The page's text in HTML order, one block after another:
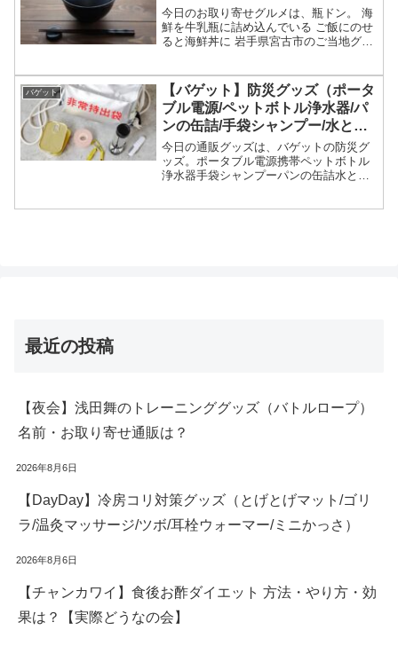
今日のお取り寄せグルメは、瓶ドン。 海
鮮を牛乳瓶に詰め込んでいる ご飯にのせ
ると海鮮丼に 岩手県宮古市のご当地グル
いてです。（画像はイメージです）瓶ド
ン瓶ドンが紹介された...
バゲット
【バゲット】防災グッズ（ポータ
ブル電源/ペットボトル浄水器/パ
ンの缶詰/手袋シャンプー/水と塩
だけのスマホ充電）
今日の通販グッズは、バゲットの防災グ
ッズ。ポータブル電源携帯ペットボトル
浄水器手袋シャンプーパンの缶詰水と塩
最近の投稿
【夜会】浅田舞のトレーニンググッズ（バトルロープ）
名前・お取り寄せ通販は？
2026年8月6日
【DayDay】冷房コリ対策グッズ（とげとげマット/ゴリ
ラ/温灸マッサージ/ツボ/耳栓ウォーマー/ミニかっさ）
2026年8月6日
【チャンカワイ】食後お酢ダイエット 方法・やり方・効
果は？【実際どうなの会】